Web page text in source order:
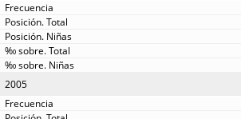
2005